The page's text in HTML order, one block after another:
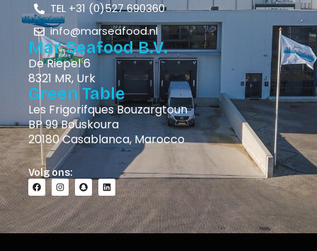
TEL +31 (0)527 690360
info@marseafood.nl
Mar Seafood B.V.
De Riepel 6
8321 MR, Urk
Green Table
Les Frigorifques Bouzargtoun
BP 99 Bouskoura
20180 Casablanca, Marocco
Volg ons: